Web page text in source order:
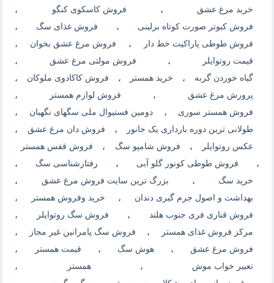
خرید مرغ عشق ، فروش کاسکوی کنگو ،
فروش کبوتر صورت کوتاه برلینی ، فروش غذای سگ ،
فروش طوطی پاراکیت خط دار ، فروش مرغ عشق بخوان ،
قیمت روتوایلر ، فروش مولتی مرغ عشق ،
گیاه خوردن گربه ، خرید همستر ، فروش کاکادوی ملوکان ،
پرورش مرغ عشق ، فروش لوازم همستر ،
فروش همستر سوری ، دومین فستیوال ملی سگهای نگهبان ،
طولانی ترین دوره بارداری یک جانور ، فروش دان مرغ عشق ،
عکس روتوایلر ، فروش شامپو سگ ، فروش قفس همستر
، فروش طوطی کونور گلو آبی ، رفتارشناسی سگ ،
خرید سگ ، بزرگ ترین سایت فروش مرغ عشق ،
بهداشت و اصول جرم گیری دندان ، خرید وفروش همستر ،
فروش قناری فری جنوب هلند ، فروش سگ روتوایلر ،
مرکز فروش غذای همستر ، فروش سگ پامرانین غیر مجاز ،
فروش مرغ عشق ، هوش سگ ، قیمت همستر ،
تعبیر خواب موش ، همستر ،